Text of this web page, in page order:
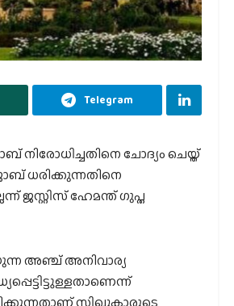
Telegram
ചോദ്യം ചെയ്ത്
ധരിക്കുന്നതിനെ
ജസ്റ്റിസ് ഹേമന്ത് ഗുപ്ത
അഞ്ച് അനിവാര്യ